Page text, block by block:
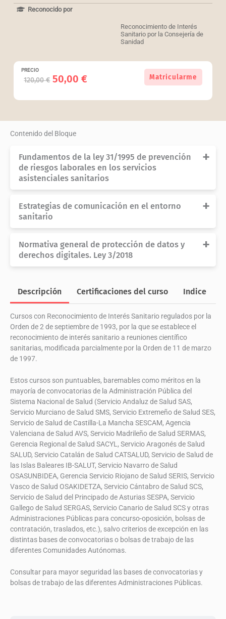
PRECIO
120,00€ El
original
120,00 €.
50,00€El
actual
50,00 €.
(Ref:
N1148)
y
Auxiliares
cantidad
Matricularme
Reconocido por
Reconocimiento de Interés
Sanitario por la Consejería de
Sanidad
Contenido del Bloque
Fundamentos de la ley 31/1995 de prevención
de riesgos laborales en los servicios
asistenciales sanitarios
Duración
Modalidad
Online
Reconocido por
Reconocimiento de Interés
Sanitario por la Consejería de
Estrategias de comunicación en el entorno
sanitario
Duración 100 horas
Modalidad
Online
Sanitario por la Consejería de
Sanidad
Normativa general de protección de datos y
derechos digitales. Ley 3/2018
Duración 100 horas
Modalidad
Online
Reconocido por
Reconocimiento de Interés
Sanidad
Descripción Certificaciones del curso Indice
Cursos con Reconocimiento de Interés Sanitario regulados por la
Orden de 2 de septiembre de 1993, por la que se establece el
reconocimiento de interés sanitario a reuniones científico
sanitarias, modificada parcialmente por la Orden de 11 de marzo
de 1997.
Estos cursos son puntuables, baremables como méritos en la
mayoría de convocatorias de la Administración Pública del
Sistema Nacional de Salud (Servicio Andaluz de Salud SAS,
Servicio Murciano de Salud SMS, Servicio Extremeño de Salud SES,
Servicio de Salud de Castilla-La Mancha SESCAM, Agencia
Valenciana de Salud AVS, Servicio Madrileño de Salud SERMAS,
Gerencia Regional de Salud SACYL, Servicio Aragonés de Salud
SALUD, Servicio Catalán de Salud CATSALUD, Servicio de Salud de
las Islas Baleares IB-SALUT, Servicio Navarro de Salud
OSASUNBIDEA, Gerencia Servicio Riojano de Salud SERIS, Servicio
Vasco de Salud OSAKIDETZA, Servicio Cántabro de Salud SCS,
Servicio de Salud del Principado de Asturias SESPA, Servicio
Gallego de Salud SERGAS, Servicio Canario de Salud SCS y otras
Administraciones Públicas para concurso-oposición, bolsas de
contratación, traslados, etc.), salvo criterios de excepción en las
distintas bases de convocatorias o bolsas de trabajo de las
diferentes Comunidades Autónomas.
Consultar para mayor seguridad las bases de convocatorias y
bolsas de trabajo de las diferentes Administraciones Públicas.